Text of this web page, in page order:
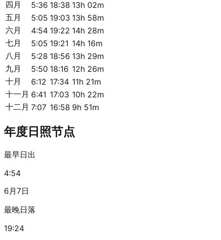
四月 5:36 18:38 13h 02m
五月
5:05 19:03 13h 58m
六月
4:54 19:22 14h 28m
七月
5:05 19:21 14h 16m
八月
5:28 18:56 13h 29m
九月
5:50 18:16 12h 26m
十月
6:12 17:34 11h 21m
十一月 6:41 17:03 10h 22m
十二月 7:07 16:58 9h 51m
年度日照节点
最早日出
4:54
6月7日
最晚日落
19:24